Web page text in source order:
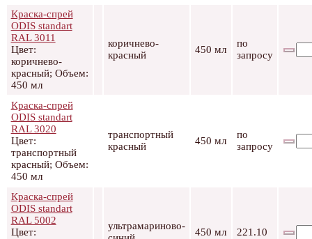
Краска-спрей
ODIS standart
RAL 3011
Цвет:
коричнево-
красный; Объем:
450 мл
коричнево-
красный
450 мл
по
запросу
Краска-спрей
ODIS standart
RAL 3020
Цвет:
транспортный
красный; Объем:
450 мл
транспортный
красный
450 мл
по
запросу
Краска-спрей
ODIS standart
RAL 5002
Цвет:
ультрамариново-
450 мл 221.10